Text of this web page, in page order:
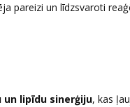
pareizi un līdzsvaroti
un lipīdu sinerģiju, kas